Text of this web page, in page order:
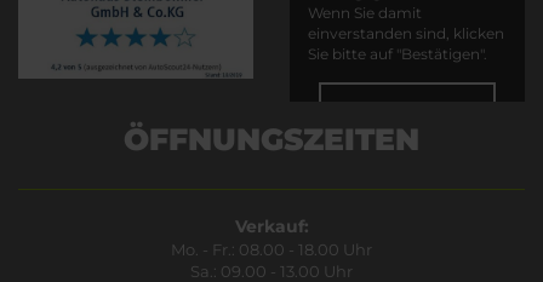
Wenn Sie damit
einverstanden sind, klicken
Sie bitte auf "Bestätigen".
ÖFFNUNGSZEITEN
Verkauf:
Mo. - Fr.: 08.00 - 18.00 Uhr
Sa.: 09.00 - 13.00 Uhr